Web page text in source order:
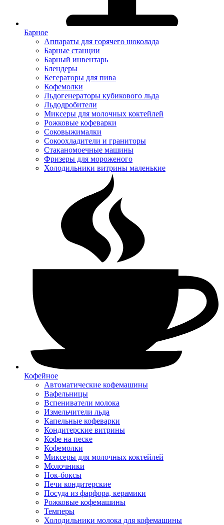
Барное
Аппараты для горячего шоколада
Барные станции
Барный инвентарь
Блендеры
Кегераторы для пива
Кофемолки
Льдогенераторы кубикового льда
Льдодробители
Миксеры для молочных коктейлей
Рожковые кофеварки
Соковыжималки
Сокоохладители и граниторы
Стаканомоечные машины
Фризеры для мороженого
Холодильники витрины маленькие
Кофейное
Автоматические кофемашины
Вафельницы
Вспениватели молока
Измельчители льда
Капельные кофеварки
Кондитерские витрины
Кофе на песке
Кофемолки
Миксеры для молочных коктейлей
Молочники
Нок-боксы
Печи кондитерские
Посуда из фарфора, керамики
Рожковые кофемашины
Темперы
Холодильники молока для кофемашины